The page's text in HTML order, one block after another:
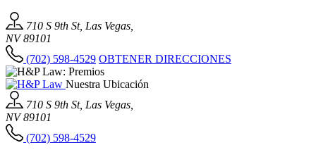
710 S 9th St, Las Vegas,
NV 89101
(702) 598-4529 OBTENER DIRECCIONES
Nuestra Ubicación
710 S 9th St, Las Vegas,
NV 89101
(702) 598-4529